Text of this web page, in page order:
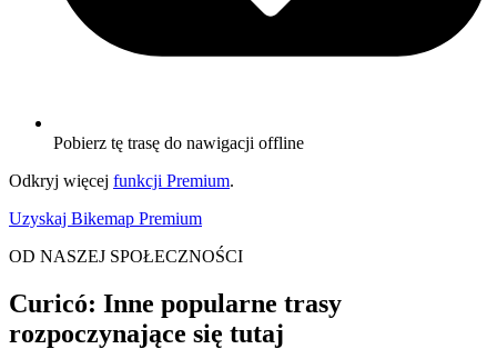
Pobierz tę trasę do nawigacji offline
Odkryj więcej funkcji Premium.
Uzyskaj Bikemap Premium
OD NASZEJ SPOŁECZNOŚCI
Curicó: Inne popularne trasy
rozpoczynające się tutaj